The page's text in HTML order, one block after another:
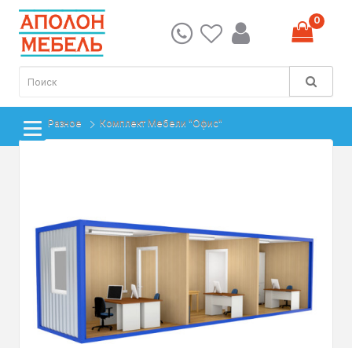
0
Разное Комплект Мебели "Офис"